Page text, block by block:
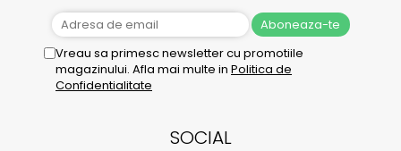
Vreau sa primesc newsletter cu promotiile
magazinului. Afla mai multe in Politica de
Confidentialitate
SOCIAL